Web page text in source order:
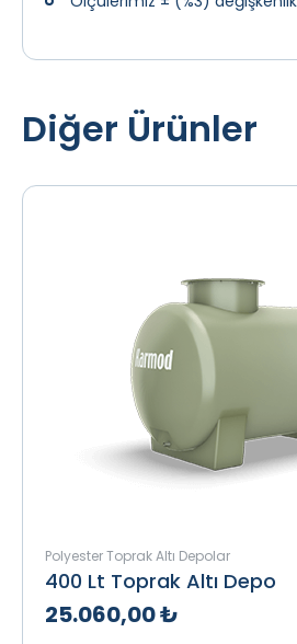
Diğer Ürünler
Polyester Toprak Altı Depolar
400 Lt Toprak Altı Depo
25.060,00 ₺